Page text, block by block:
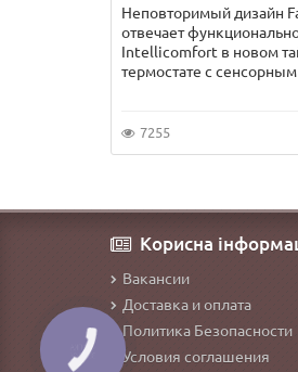
Неповторимый дизайн
отвечает
Intellicomfort в новом
термостате с сенсорным
7255
Корисна
Вакансии
Доставка и оплата
Политика Безопасности
Условия соглашения